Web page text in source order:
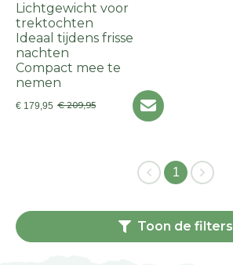
Lichtgewicht voor
trektochten
Ideaal tijdens frisse
nachten
Compact mee te
nemen
€ 179,95 € 209,95
1
Toon de filters